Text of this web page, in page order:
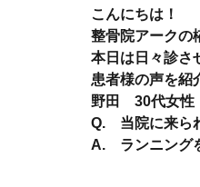
こんにちは！
整骨院アークの
本日は日々診さ
患者様の声を紹
野田 30代女性
Q. 当院に来ら
A. ランニング